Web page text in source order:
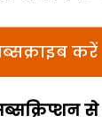
करें